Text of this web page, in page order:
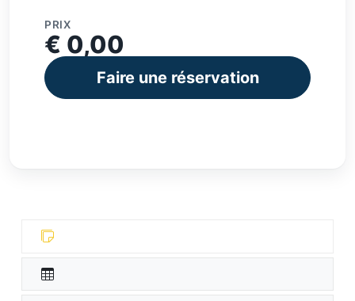
PRIX
€ 0,00
Faire une réservation